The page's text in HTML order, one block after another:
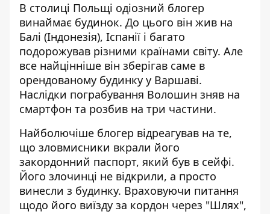
В столиці Польщі одіозний блогер
винаймає будинок. До цього він жив на
Балі (Індонезія), Іспанії і багато
подорожував різними країнами світу. Але
все найцінніше він зберігав саме в
орендованому будинку у Варшаві.
Наслідки пограбування Волошин зняв на
смартфон та розбив на три частини.
Найболючіше блогер відреагував на те,
що зловмисники вкрали його
закордонний паспорт, який був в сейфі.
Його злочинці не відкрили, а просто
винесли з будинку. Враховуючи питання
щодо його виїзду за кордон через "Шлях",